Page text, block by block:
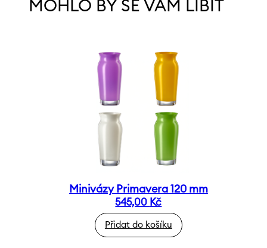
MOHLO BY SE VÁM LÍBIT
Minivázy Primavera 120 mm
545,00 Kč
Přidat do košíku